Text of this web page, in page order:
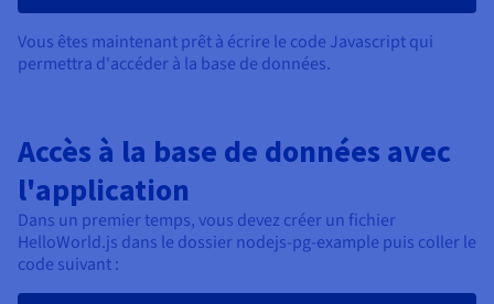
Vous êtes maintenant prêt à écrire le code Javascript qui
permettra d'accéder à la base de données.
Accès à la base de données avec
l'application
Dans un premier temps, vous devez créer un fichier
HelloWorld.js dans le dossier nodejs-pg-example puis coller le
code suivant :